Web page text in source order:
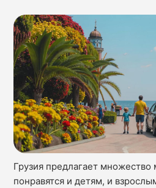
Грузия предлагает множество
понравятся и детям, и